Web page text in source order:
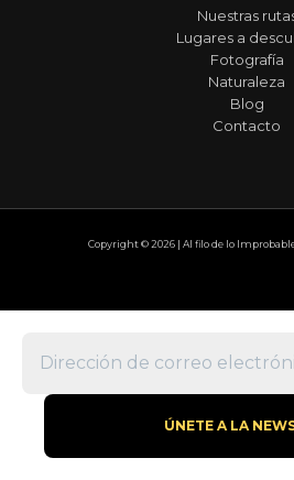
Nuestras
Lugares a
Fotografía
Naturaleza
Blog
Contacto
Copyright © 2026 | Al filo de lo